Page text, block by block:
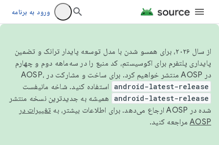
ورود به برنامه
از سال ۲۰۲۶، برای همسو شدن با مدل توسعه پایدار ترانک و تضمین
پایداری پلتفرم برای اکوسیستم، کد منبع را در سه‌ماهه دوم و چهارم
در AOSP منتشر خواهیم کرد. برای ساخت و مشارکت در AOSP،
android-latest-release استفاده کنید. شاخه مانیفست
android-latest-release
همیشه به جدیدترین نسخه منتشر
شده در AOSP ارجاع می‌دهد. برای اطلاعات بیشتر، به
تغییرات در
AOSP مراجعه کنید.